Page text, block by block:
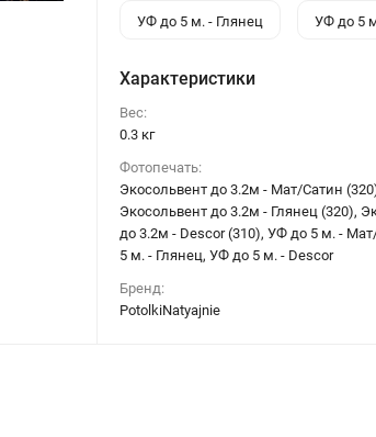
УФ до 5 м. - Глянец УФ до 5
Характеристики
Вес:
0.3 кг
Фотопечать:
Экосольвент до 3.2м - Мат/Сатин
Экосольвент до 3.2м - Глянец (320),
до 3.2м - Descor (310), УФ до 5 м. -
5 м. - Глянец, УФ до 5 м. - Descor
Бренд:
PotolkiNatyajnie